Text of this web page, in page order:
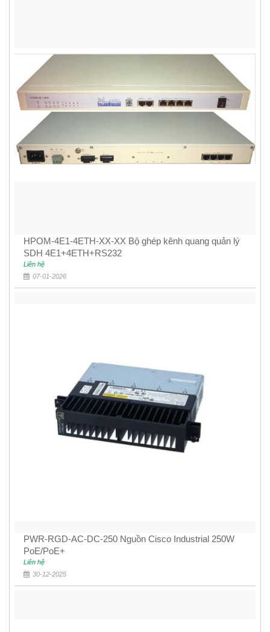
HPOM-4E1-4ETH-XX-XX Bộ ghép kênh quang quản lý
SDH 4E1+4ETH+RS232
Liên hệ
07-01-2026
PWR-RGD-AC-DC-250 Nguồn Cisco Industrial 250W
PoE/PoE+
Liên hệ
30-12-2025